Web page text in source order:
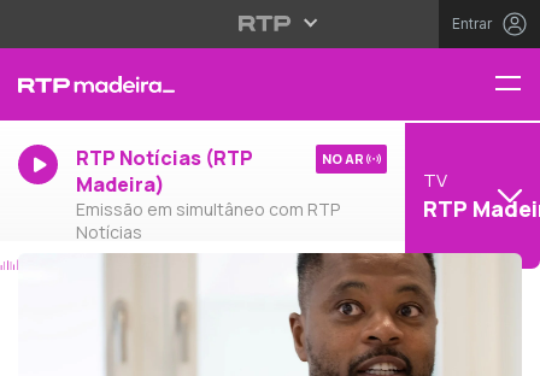
Entrar
RTP Notícias (RTP
Madeira)
Emissão em simultâneo com RTP
Notícias
NO AR
TV
RTP